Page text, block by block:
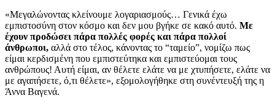
«Μεγαλώνοντας κλείνουμε λογαριασμούς… Γενικά έχω
εμπιστοσύνη στον κόσμο και δεν μου βγήκε σε κακό αυτό. Με
έχουν προδώσει πάρα πολλές φορές και πάρα πολλοί
άνθρωποι, αλλά στο τέλος, κάνοντας το “ταμείο”, νομίζω πως
είμαι κερδισμένη που εμπιστεύτηκα και εμπιστεύομαι τους
ανθρώπους! Αυτή είμαι, αν θέλετε ελάτε να με χτυπήσετε, ελάτε να
με αγαπήσετε, ό,τι θέλετε», εξομολογήθηκε στη συνέντευξή της η
Άννα Βαγενά.